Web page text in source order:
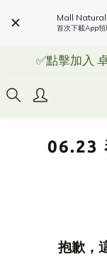
Mall Natural
首次下載App
✅點擊加入
06.23
抱歉，